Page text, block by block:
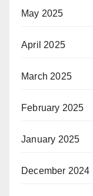
May 2025
April 2025
March 2025
February 2025
January 2025
December 2024